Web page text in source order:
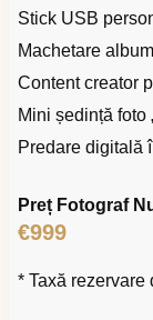
Stick USB
Machetare
Content creator
Mini ședință foto
Predare digitală
Preț Fotograf
€999
* Taxă rezervare